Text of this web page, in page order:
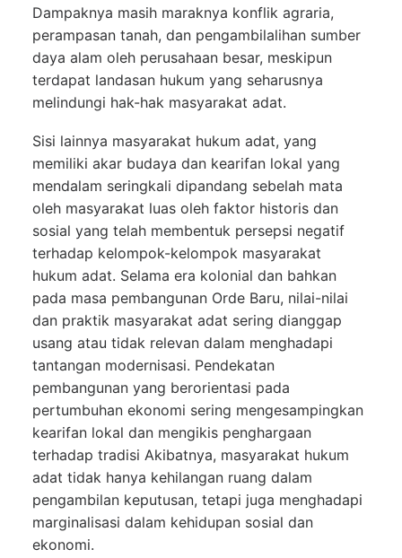
Dampaknya masih maraknya konflik agraria,
perampasan tanah, dan pengambilalihan sumber
daya alam oleh perusahaan besar, meskipun
terdapat landasan hukum yang seharusnya
melindungi hak-hak masyarakat adat.
Sisi lainnya masyarakat hukum adat, yang
memiliki akar budaya dan kearifan lokal yang
mendalam seringkali dipandang sebelah mata
oleh masyarakat luas oleh faktor historis dan
sosial yang telah membentuk persepsi negatif
terhadap kelompok-kelompok masyarakat
hukum adat. Selama era kolonial dan bahkan
pada masa pembangunan Orde Baru, nilai-nilai
dan praktik masyarakat adat sering dianggap
usang atau tidak relevan dalam menghadapi
tantangan modernisasi. Pendekatan
pembangunan yang berorientasi pada
pertumbuhan ekonomi sering mengesampingkan
kearifan lokal dan mengikis penghargaan
terhadap tradisi Akibatnya, masyarakat hukum
adat tidak hanya kehilangan ruang dalam
pengambilan keputusan, tetapi juga menghadapi
marginalisasi dalam kehidupan sosial dan
ekonomi.